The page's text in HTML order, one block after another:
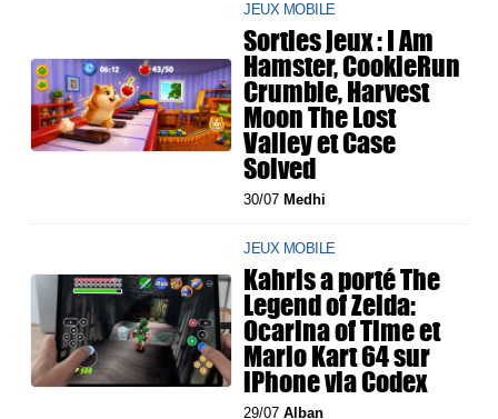
JEUX MOBILE
Sorties jeux : I Am
Hamster, CookieRun
Crumble, Harvest
Moon The Lost
Valley et Case
Solved
30/07 Medhi
JEUX MOBILE
Kahris a porté The
Legend of Zelda:
Ocarina of Time et
Mario Kart 64 sur
iPhone via Codex
29/07Alban